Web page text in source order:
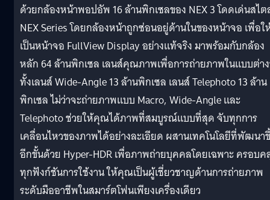
ด้วยกล้องหน้าพอปอัพ 16 ล้านพิกเซลของ NEX 3 โดดเด่นสไ
NEX Series โดยกล้องหน้าถูกซ่อนอยู่ด้านในของหน้าจอ เพื่อใ
เป็นหน้าจอ FullView Display อย่างแท้จริง มาพร้อมกับกล้อง
หลัก 64 ล้านพิกเซล เลนส์คุณภาพเพื่อการถ่ายภาพในแบบต่า
ทั้งเลนส์ Wide-Angle 13 ล้านพิกเซล เลนส์ Telephoto 13 ล้าน
พิกเซล ไม่ว่าจะถ่ายภาพแบบ Macro, Wide-Angle และ
Telephoto ช่วยให้คุณได้ภาพที่สมบูรณ์แบบที่สุด จับทุกการ
เคลื่อนไหวของภาพได้อย่างละเอียด ผสานเทคโนโลยีที่พัฒนา
อีกขั้นด้วย Hyper-HDR เพื่อภาพถ่ายบุคคลโดยเฉพาะ ครอบ
ทุกฟังก์ชันการใช้งาน ให้คุณเป็นผู้เชี่ยวชาญด้านการถ่ายภาพ
ระดับมืออาชีพในสมาร์ตโฟนเพียงเครื่องเดียว